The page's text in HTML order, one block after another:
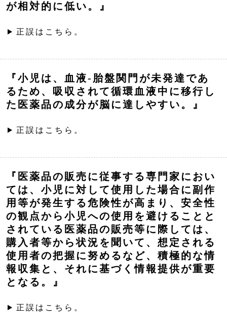
が相対的に低い。』
正誤はこちら。
『小児は、血液-胎盤関門が未発達であ
るため、吸収されて循環血液中に移行し
た医薬品の成分が脳に達しやすい。』
正誤はこちら。
『医薬品の販売に従事する専門家におい
ては、小児に対して使用した場合に副作
用等が発生する危険性が高まり、安全性
の観点から小児への使用を避けることと
されている医薬品の販売等に際しては、
購入者等から状況を聞いて、想定される
使用者の把握に努めるなど、積極的な情
報収集と、それに基づく情報提供が重要
となる。』
正誤はこちら。